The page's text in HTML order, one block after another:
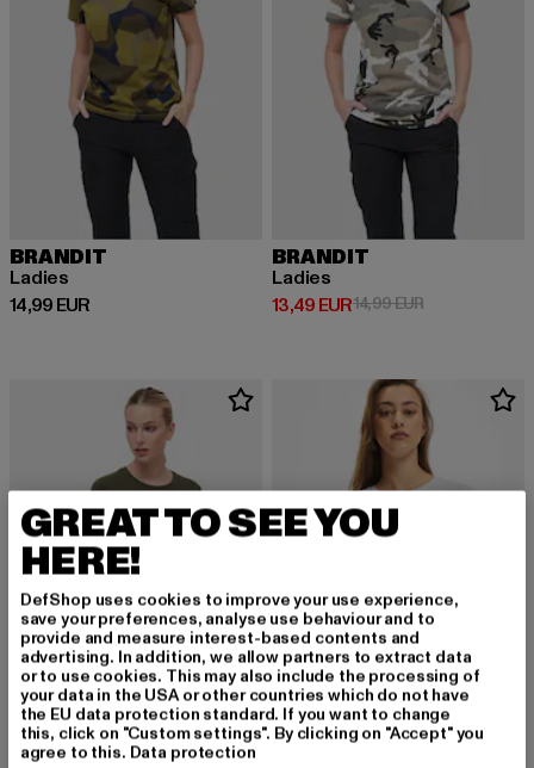
BRANDIT
Ladies
14,99 EUR
Derzeitiger Preis: 14,99 EUR
BRANDIT
Ladies
13,49 EUR
Derzeitiger Preis: 13,49 EUR
14,99 EURAktionspreis:
BRANDIT
Ladies
BRANDIT
GREAT TO SEE YOU
HERE!
DefShop uses cookies to improve your use experience,
save your preferences, analyse use behaviour and to
provide and measure interest-based contents and
advertising. In addition, we allow partners to extract data
or to use cookies. This may also include the processing of
your data in the USA or other countries which do not have
the EU data protection standard. If you want to change
this, click on "Custom settings". By clicking on "Accept" you
agree to this. Data protection